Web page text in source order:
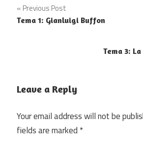
Post
navigation
Previous Post
Tema 1: Gianluigi Buffon
Tema 3:
Leave a Reply
Your email address will not be
fields are marked *